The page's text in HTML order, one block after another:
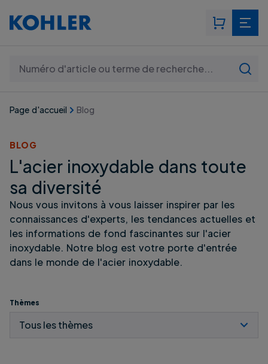
Rechercher: Numéro d'article ou terme de recherche...
Page d'accueil Blog
L'acier inoxydable dans toute
sa diversité
BLOG
Nous vous invitons à vous laisser inspirer par les
connaissances d'experts, les tendances actuelles et
les informations de fond fascinantes sur l'acier
inoxydable. Notre blog est votre porte d'entrée
dans le monde de l'acier inoxydable.
Thèmes